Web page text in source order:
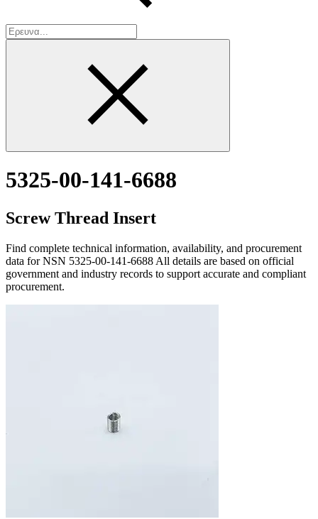
5325-00-141-6688
Screw Thread Insert
Find complete technical information, availability, and procurement
data for NSN 5325-00-141-6688 All details are based on official
government and industry records to support accurate and compliant
procurement.